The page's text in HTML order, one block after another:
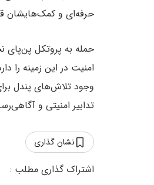
حرفه‌ای و کمک‌هایشان
امنیت در این زمینه را
وجود تلاش‌های پندل
تدابیر امنیتی و
نشان گذاری